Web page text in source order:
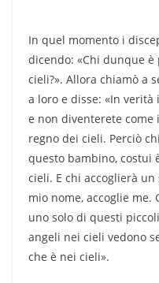
In quel momento i
dicendo: «Chi dunque
cieli?». Allora chiamò a
a loro e disse: «In
e non diventerete
regno dei cieli. Perciò
questo bambino, costui
cieli. E chi accoglierà
mio nome, accoglie
uno solo di questi
angeli nei cieli vedono
che è nei cieli».